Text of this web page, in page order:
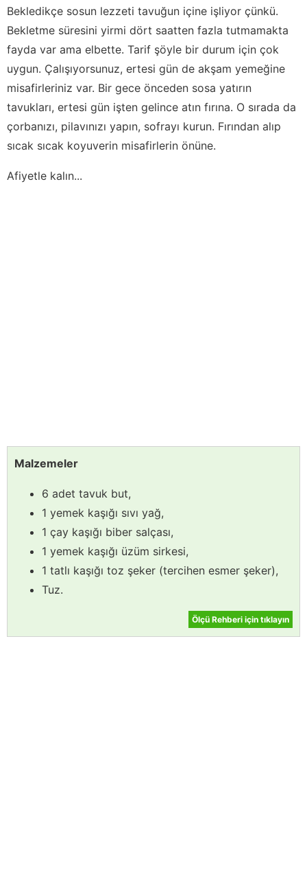
Bekledikçe sosun lezzeti tavuğun içine işliyor çünkü.
Bekletme süresini yirmi dört saatten fazla tutmamakta
fayda var ama elbette. Tarif şöyle bir durum için çok
uygun. Çalışıyorsunuz, ertesi gün de akşam yemeğine
misafirleriniz var. Bir gece önceden sosa yatırın
tavukları, ertesi gün işten gelince atın fırına. O sırada da
çorbanızı, pilavınızı yapın, sofrayı kurun. Fırından alıp
sıcak sıcak koyuverin misafirlerin önüne.
Afiyetle kalın...
Malzemeler
6 adet tavuk but,
1 yemek kaşığı sıvı yağ,
1 çay kaşığı biber salçası,
1 yemek kaşığı üzüm sirkesi,
1 tatlı kaşığı toz şeker (tercihen esmer şeker),
Tuz.
Ölçü Rehberi için tıklayın